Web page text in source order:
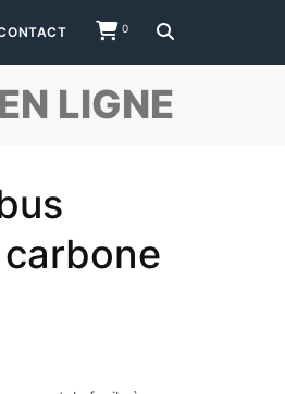
0
LIGNE